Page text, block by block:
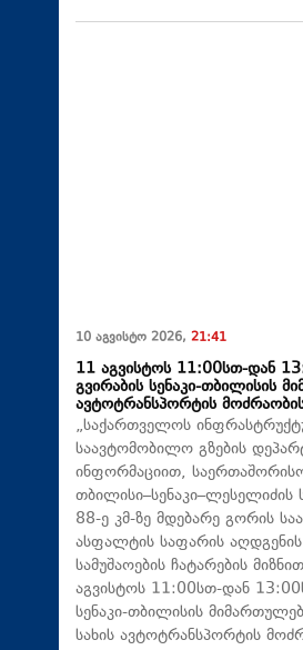
10 აგვისტო 2026, 21:41
11 აგვისტოს 11:00სთ-დან
გვირაბის სენაკი-თბილისის
ავტოტრანსპორტის
„საქართველოს
საავტომობილო გზების
ინფორმაციით,
88-ე კმ-ზე მდებარე გორის
ასფალტის საფარის
სამუშაოების ჩატარების
აგვისტოს 11:00სთ-დან
სენაკი-თბილისის
სახის ავტოტრანსპორტის